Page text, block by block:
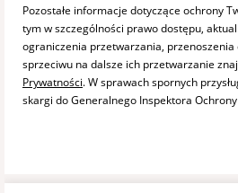
Pozostałe informacje dotyczące ochrony
tym w szczególności prawo dostępu,
ograniczenia przetwarzania, przenoszenia
sprzeciwu na dalsze ich przetwarzanie
Prywatności. W sprawach spornych
skargi do Generalnego Inspektora